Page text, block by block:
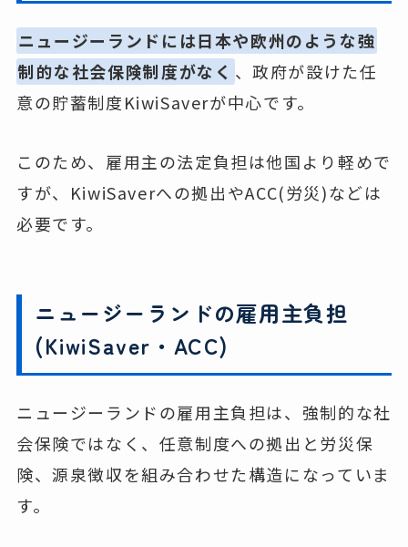
ニュージーランドには日本や欧州のような強
制的な社会保険制度がなく 、政府が設けた任
意の貯蓄制度KiwiSaverが中心です。
このため、雇用主の法定負担は他国より軽めで
すが、KiwiSaverへの拠出やACC(労災)などは
必要です。
ニュージーランドの雇用主負担
(KiwiSaver・ACC)
ニュージーランドの雇用主負担は、強制的な社
会保険ではなく、任意制度への拠出と労災保
険、源泉徴収を組み合わせた構造になっていま
す。